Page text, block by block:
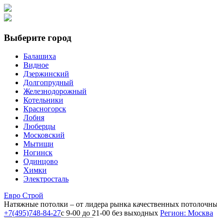
Выберите город
Балашиха
Видное
Дзержинский
Долгопрудный
Железнодорожный
Котельники
Красногорск
Лобня
Люберцы
Московский
Мытищи
Ногинск
Одинцово
Химки
Электросталь
Евро Строй
Натяжные потолки – от лидера рынка качественных
+7(495)748-84-27с 9-00 до 21-00 без выходных Регион: Москва